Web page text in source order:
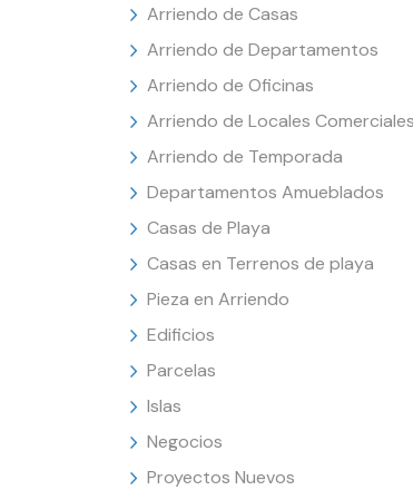
Arriendo de Casas
Arriendo de Departamentos
Arriendo de Oficinas
Arriendo de Locales Comerciales
Arriendo de Temporada
Departamentos Amueblados
Casas de Playa
Casas en Terrenos de playa
Pieza en Arriendo
Edificios
Parcelas
Islas
Negocios
Proyectos Nuevos